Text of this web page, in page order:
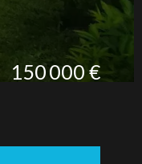
150 000 €